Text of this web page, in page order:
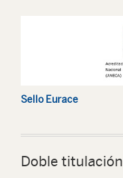
Sello Eurace
Doble titulación